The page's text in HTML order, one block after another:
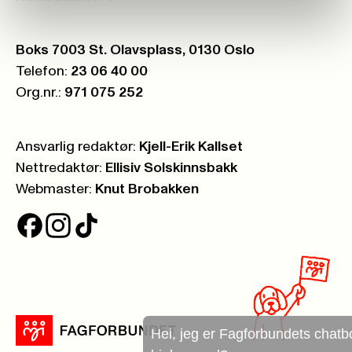
Hei, jeg er Fagforbundets chatbot. Hva
Postboks:
Boks 7003 St. Olavsplass, 0130 Oslo
Telefon: 23 06 40 00
Org.nr.: 971 075 252
Ansvarlig redaktør: Kjell-Erik Kallset
Nettredaktør: Ellisiv Solskinnsbakk
Webmaster: Knut Brobakken